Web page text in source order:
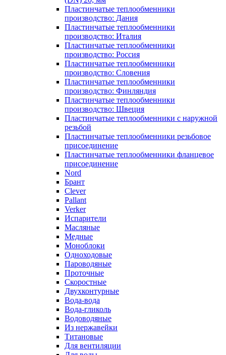
Пластинчатые теплообменники
производство: Дания
Пластинчатые теплообменники
производство: Италия
Пластинчатые теплообменники
производство: Россия
Пластинчатые теплообменники
производство: Словения
Пластинчатые теплообменники
производство: Финляндия
Пластинчатые теплообменники
производство: Швеция
Пластинчатые теплообменники с наружной
резьбой
Пластинчатые теплообменники резьбовое
присоединение
Пластинчатые теплообменники фланцевое
присоединение
Nord
Брант
Clever
Pallant
Verker
Испарители
Масляные
Медные
Моноблоки
Одноходовые
Пароводяные
Проточные
Скоростные
Двухконтурные
Вода-вода
Вода-гликоль
Водоводяные
Из нержавейки
Титановые
Для вентиляции